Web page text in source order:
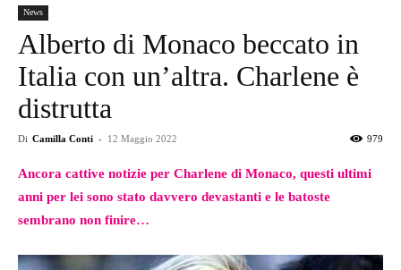
News
Alberto di Monaco beccato in
Italia con un’altra. Charlene è
distrutta
Di Camilla Conti - 12 Maggio 2022 979
Ancora cattive notizie per Charlene di Monaco, questi ultimi
anni per lei sono stato davvero devastanti e le batoste
sembrano non finire…